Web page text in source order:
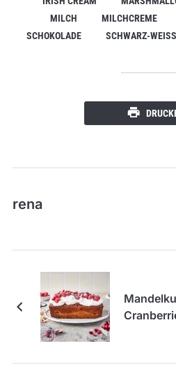
MILCH
MILCHCREME
SCHOKOLADE
SCHWARZ-WEISS
rena